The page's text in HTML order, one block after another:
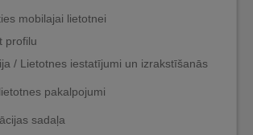
mobilajai lietotnei
profilu
/ Lietotnes iestatījumi un izrakstīšanās
pakalpojumi
sadaļa